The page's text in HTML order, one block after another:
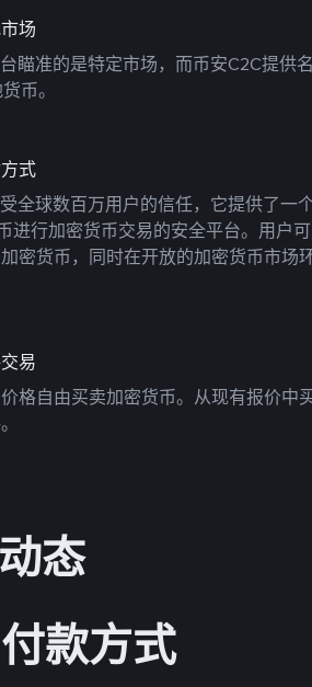
场
瞄准的是特定市场，而币安C2C提供
币。
式
全球数百万用户的信任，它提供了一
进行加密货币交易的安全平台。用户
密货币，同时在开放的加密货币市场
易
格自由买卖加密货币。从现有报价中
态
款方式